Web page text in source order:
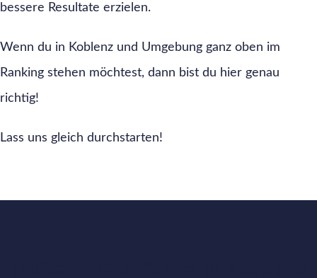
bessere Resultate erzielen.
Wenn du in Koblenz und Umgebung ganz oben im
Ranking stehen möchtest, dann bist du hier genau
richtig!
Lass uns gleich durchstarten!